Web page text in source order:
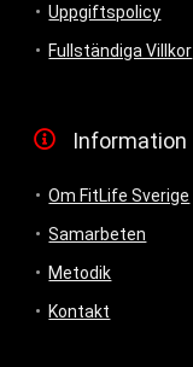
Uppgiftspolicy
Fullständiga Villkor
Information
Om FitLife Sverige
Samarbeten
Metodik
Kontakt